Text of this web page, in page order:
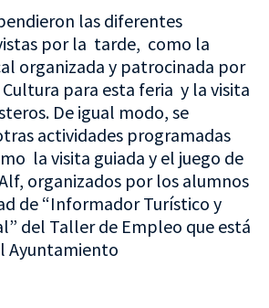
las diferentes
por la tarde, como la
organizada y patrocinada por
para esta feria y la visita
De igual modo, se
actividades programadas
la visita guiada y el juego de
organizados por los alumnos
de “Informador Turístico y
del Taller de Empleo que está
Ayuntamiento